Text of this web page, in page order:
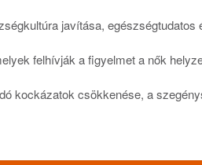
javítása,
felhívják a figyelmet a nők
kockázatok csökkenése, a